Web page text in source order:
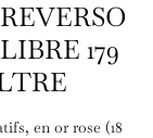
179
en or rose (18